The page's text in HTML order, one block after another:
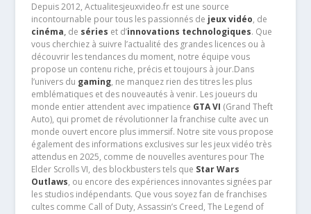
Depuis 2012, Actualitesjeuxvideo.fr est une source
incontournable pour tous les passionnés de jeux vidéo, de
cinéma,de séries et d’innovations technologiques. Que
vous cherchiez à suivre l’actualité des grandes licences ou à
découvrir les tendances du moment, notre équipe vous
propose un contenu riche, précis et toujours à jour.Dans
l’univers du gaming, ne manquez rien des titres les plus
emblématiques et des nouveautés à venir. Les joueurs du
monde entier attendent avec impatience GTA VI (Grand Theft
Auto), qui promet de révolutionner la franchise culte avec un
monde ouvert encore plus immersif. Notre site vous propose
également des informations exclusives sur les jeux vidéo très
attendus en 2025, comme de nouvelles aventures pour The
Elder Scrolls VI, des blockbusters tels que Star Wars
Outlaws, ou encore des expériences innovantes signées par
les studios indépendants. Que vous soyez fan de franchises
cultes comme Call of Duty, Assassin’s Creed, The Legend of